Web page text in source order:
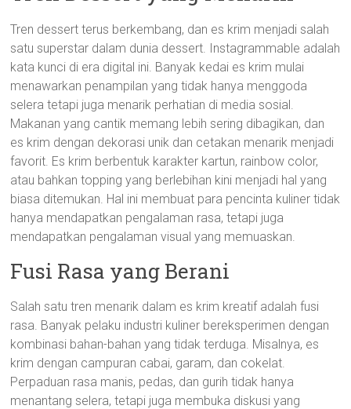
Tren dessert terus berkembang, dan es krim menjadi salah
satu superstar dalam dunia dessert. Instagrammable adalah
kata kunci di era digital ini. Banyak kedai es krim mulai
menawarkan penampilan yang tidak hanya menggoda
selera tetapi juga menarik perhatian di media sosial.
Makanan yang cantik memang lebih sering dibagikan, dan
es krim dengan dekorasi unik dan cetakan menarik menjadi
favorit. Es krim berbentuk karakter kartun, rainbow color,
atau bahkan topping yang berlebihan kini menjadi hal yang
biasa ditemukan. Hal ini membuat para pencinta kuliner tidak
hanya mendapatkan pengalaman rasa, tetapi juga
mendapatkan pengalaman visual yang memuaskan.
Fusi Rasa yang Berani
Salah satu tren menarik dalam es krim kreatif adalah fusi
rasa. Banyak pelaku industri kuliner bereksperimen dengan
kombinasi bahan-bahan yang tidak terduga. Misalnya, es
krim dengan campuran cabai, garam, dan cokelat.
Perpaduan rasa manis, pedas, dan gurih tidak hanya
menantang selera, tetapi juga membuka diskusi yang